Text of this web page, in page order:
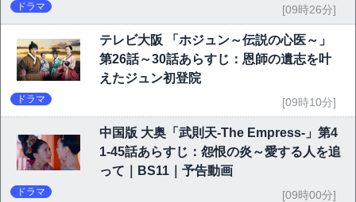
ドラマ [09時26分]
テレビ大阪 「ホジュン～伝説の心医～」
第26話～30話あらすじ：恩師の遺志を叶
えたジュン初登院
ドラマ [09時10分]
中国版 大奥「武則天-The Empress-」第4
1-45話あらすじ：怨恨の炎～愛する人を追
って｜BS11｜予告動画
ドラマ [09時00分]